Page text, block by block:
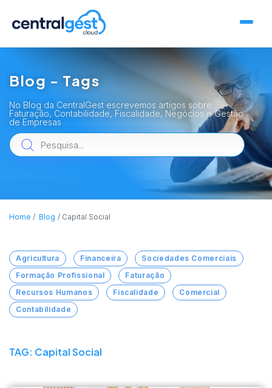
Blog - Tags
No Blog da CentralGest escrevemos artigos sobre
Faturação, Contabilidade, Fiscalidade, Negócios e Gestão
de Empresas
Home Blog Capital Social
Agricultura Financeira
Sociedades Comerciais
Formação Profissional
Faturação
Recursos Humanos
Fiscalidade
Comercial
Contabilidade
TAG: Capital Social